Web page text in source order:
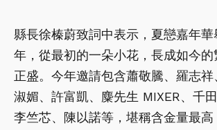
縣長徐榛蔚致詞中表示，夏戀嘉年華
年，從最初的一朵小花，長成如今
正盛。今年邀請包含蕭敬騰、羅志
淑媚、許富凱、麋先生 MIXER、千田
李竺芯、陳以諾等，堪稱含金量最